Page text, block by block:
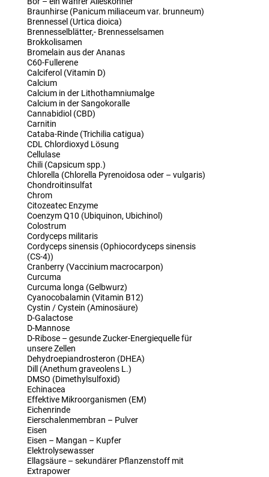
Braunhirse (Panicum miliaceum var. brunneum)
Brennessel (Urtica dioica)
Brennesselblätter,- Brennesselsamen
Brokkolisamen
Bromelain aus der Ananas
C60-Fullerene
Calciferol (Vitamin D)
Calcium
Calcium in der Lithothamniumalge
Calcium in der Sangokoralle
Cannabidiol (CBD)
Carnitin
Cataba-Rinde (Trichilia catigua)
CDL Chlordioxyd Lösung
Cellulase
Chili (Capsicum spp.)
Chlorella (Chlorella Pyrenoidosa oder – vulgaris)
Chondroitinsulfat
Chrom
Citozeatec Enzyme
Coenzym Q10 (Ubiquinon, Ubichinol)
Colostrum
Cordyceps militaris
Cordyceps sinensis (Ophiocordyceps sinensis
(CS-4))
Cranberry (Vaccinium macrocarpon)
Curcuma
Curcuma longa (Gelbwurz)
Cyanocobalamin (Vitamin B12)
Cystin / Cystein (Aminosäure)
D-Galactose
D-Mannose
D-Ribose – gesunde Zucker-Energiequelle für
unsere Zellen
Dehydroepiandrosteron (DHEA)
Dill (Anethum graveolens L.)
DMSO (Dimethylsulfoxid)
Echinacea
Effektive Mikroorganismen (EM)
Eichenrinde
Eierschalenmembran – Pulver
Eisen
Eisen – Mangan – Kupfer
Elektrolysewasser
Ellagsäure – sekundärer Pflanzenstoff mit
Extrapower